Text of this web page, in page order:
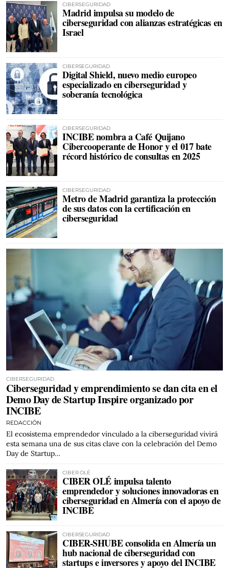
CIBERSEGURIDAD
Madrid impulsa su modelo de
ciberseguridad con alianzas estratégicas en
Israel
CIBERSEGURIDAD
Digital Shield, nuevo medio europeo
especializado en ciberseguridad y
soberanía tecnológica
CIBERSEGURIDAD
INCIBE nombra a Café Quijano
Cibercooperante de Honor y el 017 bate
récord histórico de consultas en 2025
CIBERSEGURIDAD
Metro de Madrid garantiza la protección
de sus datos con la certificación en
ciberseguridad
CIBERSEGURIDAD
Ciberseguridad y emprendimiento se dan cita en el
Demo Day de Startup Inspire organizado por
INCIBE
REDACCIÓN
El ecosistema emprendedor vinculado a la ciberseguridad vivirá
esta semana una de sus citas clave con la celebración del Demo
Day de Startup…
CIBER OLÉ
CIBER OLÉ impulsa talento
emprendedor y soluciones innovadoras en
ciberseguridad en Almería con el apoyo de
INCIBE
CIBERSEGURIDAD
CIBER-SHUBE consolida en Almería un
hub nacional de ciberseguridad con
startups e inversores y apoyo del INCIBE